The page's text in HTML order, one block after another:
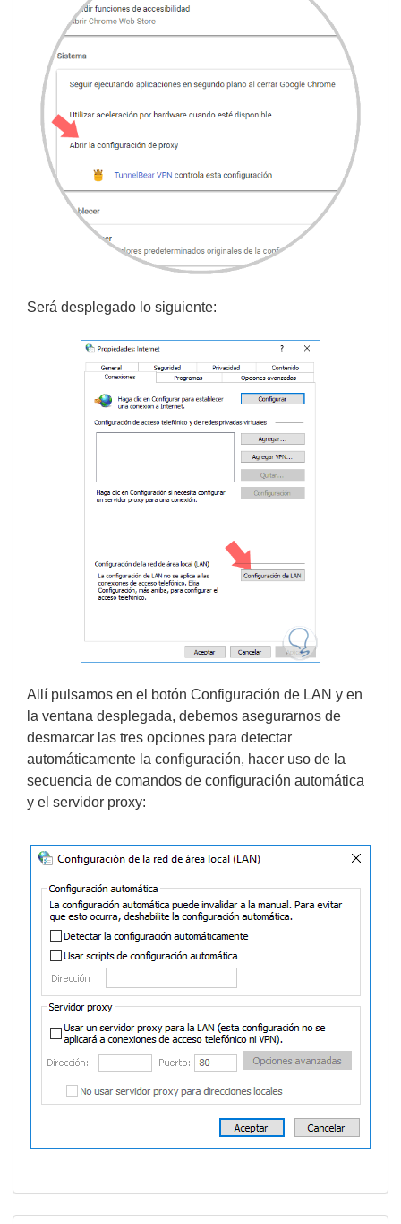
Será desplegado lo siguiente:
Allí pulsamos en el botón Configuración de LAN y en
la ventana desplegada, debemos asegurarnos de
desmarcar las tres opciones para detectar
automáticamente la configuración, hacer uso de la
secuencia de comandos de configuración automática
y el servidor proxy: